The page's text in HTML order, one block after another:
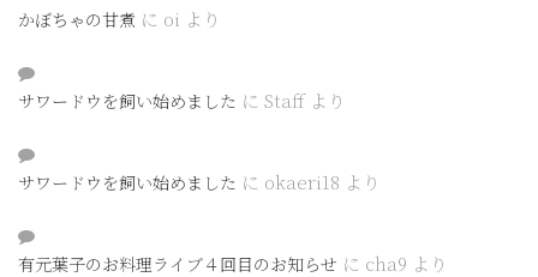
かぼちゃの甘煮 に oi より
サワードウを飼い始めました に Staffより
サワードウを飼い始めました に okaeri18 より
有元葉子のお料理ライブ４回目のお知らせ に cha9 より